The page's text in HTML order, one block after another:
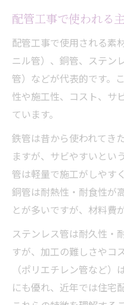
説
配管工事でよ
い
家の配管工事
ト
較
耐久性やサビを比較
配管工事の素
重要
配管工事で長持
鉄管と樹脂管
配管工事素材
配管工事で後
介
配管工事で使われる
配管工事で使用される素
ニル管）、銅管、ステン
管）などが代表的です。
性や施工性、コスト、サ
ています。
鉄管は昔から使われてき
ますが、サビやすいとい
管は軽量で施工がしやす
銅管は耐熱性・耐食性が
とが多いですが、材料費
ステンレス管は耐久性・
すが、加工の難しさやコ
（ポリエチレン管など
にも優れ、近年では住宅